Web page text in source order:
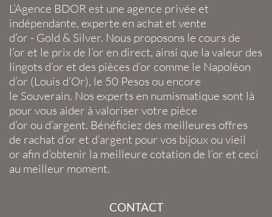
L’Agence BDOR est une agence privée et
indépendante, experte en achat et vente
d’or - Gold & Silver. Nous proposons le cours de
l’or et le prix de l’or en direct, ainsi que la valeur des
lingots d’or et des pièces d’or comme le Napoléon
d’or (Louis d’Or), le 50 Pesos ou encore
le Souverain. Nos experts en numismatique sont là
pour vous aider à valoriser votre pièce
d’or ou d’argent. Bénéficiez des meilleures offres
de rachat d’or et d’argent pour vos bijoux ou vieil
or afin d’obtenir la meilleure cotation de l’or et ceci
au meilleur moment.
CONTACT